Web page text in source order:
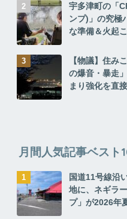
宇多津町の「
ンプ)」の究極
な準備＆火起
【物議】住み
の爆音・暴走
まり強化を直
月間人気記事ベスト
国道11号線沿
地に、ネギラ
プ」が2026年